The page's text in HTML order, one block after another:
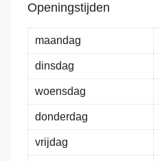
Openingstijden
maandag
dinsdag
woensdag
donderdag
vrijdag